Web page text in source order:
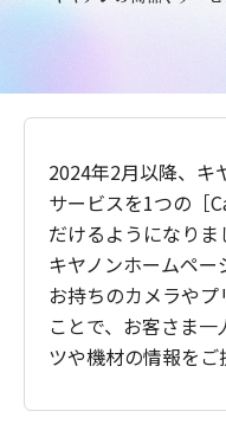
2024年2月以降、キ
サービスを1つの［
だけるようになりま
キヤノンホームペー
お持ちのカメラや
ことで、お客さま
ツや機材の情報をご